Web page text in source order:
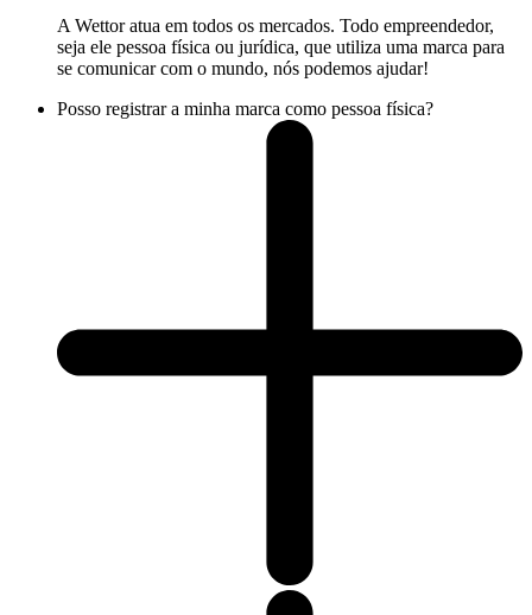
A Wettor atua em todos os mercados. Todo empreendedor,
seja ele pessoa física ou jurídica, que utiliza uma marca para
se comunicar com o mundo, nós podemos ajudar!
Posso registrar a minha marca como pessoa física?